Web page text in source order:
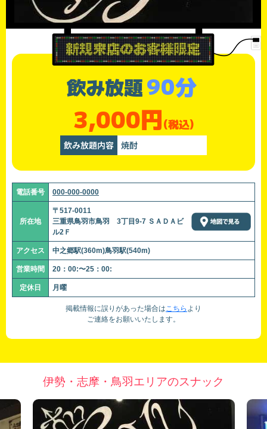
飲み放題90分
3,000円(税込)
飲み放題内容 焼酎
電話番号 000-000-0000
所在地
〒517-0011
三重県鳥羽市鳥羽 3丁目9-7 ＳＡＤＡビ
ル2Ｆ
アクセス 中之郷駅(360m)鳥羽駅(540m)
営業時間 20：00:〜25：00:
定休日 月曜
掲載情報に誤りがあった場合はこちら より
ご連絡をお願いいたします。
伊勢・志摩・鳥羽エリアのスナック